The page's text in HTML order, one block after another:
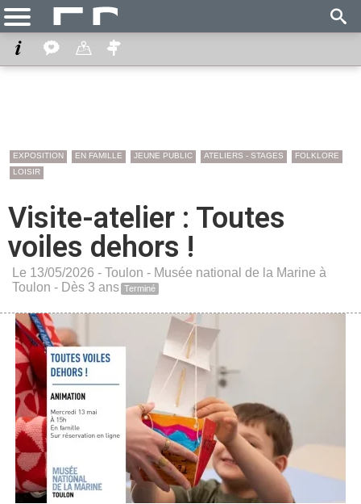
EXPOSITION EN FAMILLE JEUNE PUBLIC ATELIERS - STAGES
FOLKLORE
LOISIR
Visite-atelier : Toutes
voiles dehors !
Le 13/05/2026 - Toulon - Musée national de la Marine à
Toulon - Dès 3 ans Terminé